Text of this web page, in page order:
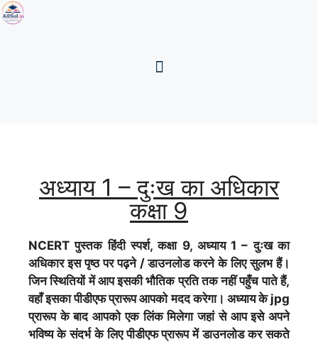
अध्याय 1 – दुःख का अधिकार
कक्षा 9
NCERT पुस्तक हिंदी स्पर्श, कक्षा 9, अध्याय 1 – दुःख का
अधिकार इस पृष्ठ पर पढ़ने / डाउनलोड करने के लिए सुलभ हैं।
जिन स्थितियों में आप इसकी भौतिक प्रति तक नहीं पहुँच पाते हैं,
वहाँ इसका पीडीएफ प्रारूप आपको मदद करेगा। अध्याय के jpg
प्रारूप के बाद आपको एक लिंक मिलेगा जहां से आप इसे अपने
भविष्य के संदर्भ के लिए पीडीएफ प्रारूप में डाउनलोड कर सकते